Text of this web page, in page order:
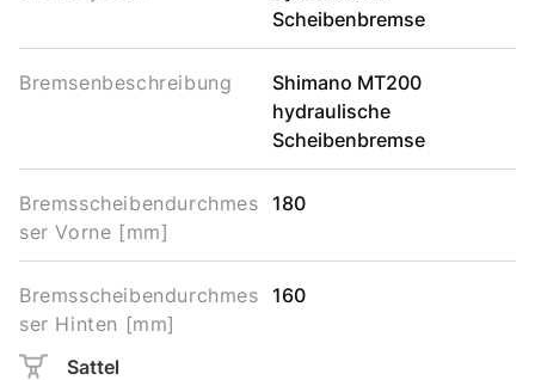
Scheibenbremse
Bremsenbeschreibung
Shimano MT200
hydraulische
Scheibenbremse
Bremsscheibendurchmes
ser Vorne [mm]
180
Bremsscheibendurchmes
ser Hinten [mm]
160
Sattel